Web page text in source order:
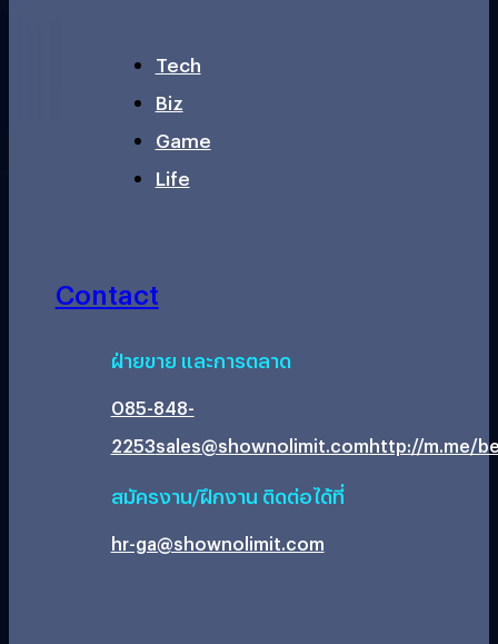
Tech
Biz
Game
Life
Contact
ฝ่ายขาย และการตลาด
085-848-
2253sales@shownolimit.comhttp://m.me/
สมัครงาน/ฝึกงาน ติดต่อได้ที่
hr-ga@shownolimit.com